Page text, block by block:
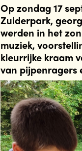
Op zondag 17
Zuiderpark,
werden in het
muziek,
kleurrijke kraam
van pijpenragers